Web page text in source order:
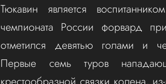
Тюкавин является
чемпионата России форвард
отметился девятью голами и
Первые семь туров